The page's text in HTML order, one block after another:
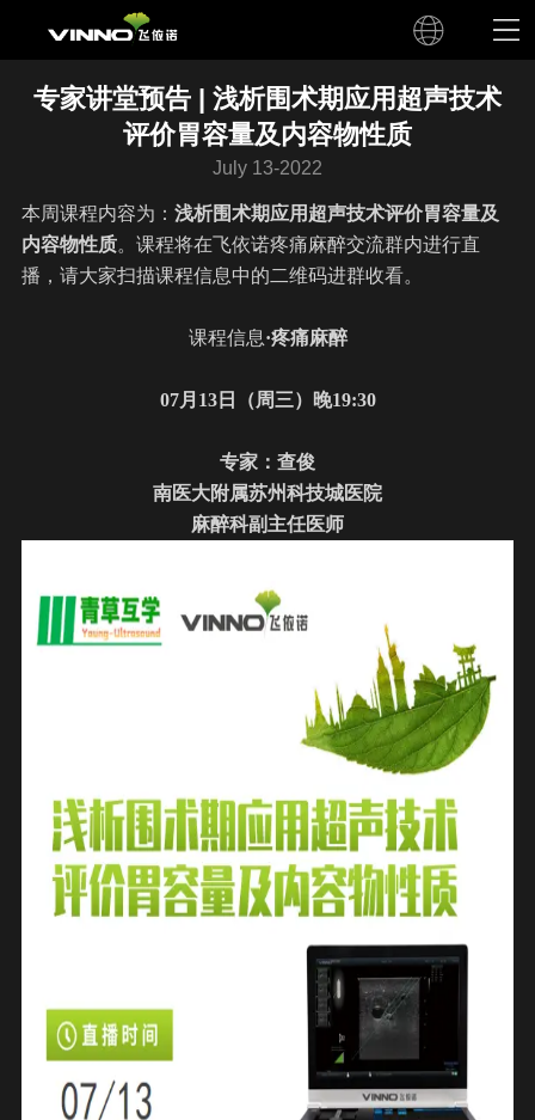
专家讲堂预告 | 浅析围术期应用超声技术
评价胃容量及内容物性质
July 13-2022
本周课程内容为： 浅析围术期应用超声技术评价胃容量及
内容物性质。课程将在飞依诺疼痛麻醉交流群内进行直
播，请大家扫描课程信息中的二维码进群收看。
课程信息·疼痛麻醉
07月 13日（周三）晚19:30
专家： 查俊
南医大附属苏州科技城医院
麻醉科副主任医师